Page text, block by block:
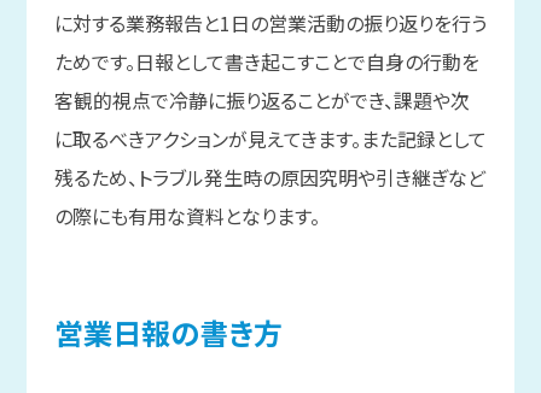
に対する業務報告と1日の営業活動の振り返りを行う
ためです。日報として書き起こすことで自身の行動を
客観的視点で冷静に振り返ることができ、課題や次
に取るべきアクションが見えてきます。また記録として
残るため、トラブル発生時の原因究明や引き継ぎなど
の際にも有用な資料となります。
営業日報の書き方